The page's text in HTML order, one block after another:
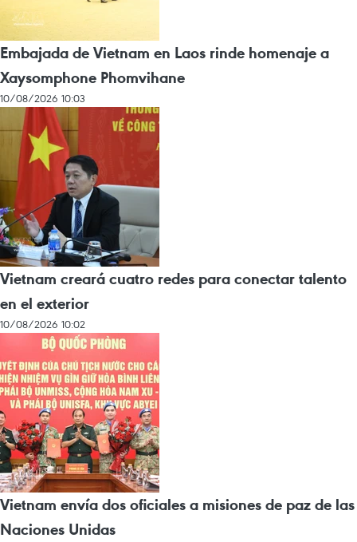
Embajada de Vietnam en Laos rinde homenaje a
Xaysomphone Phomvihane
10/08/2026 10:03
Vietnam creará cuatro redes para conectar talento
en el exterior
10/08/2026 10:02
Vietnam envía dos oficiales a misiones de paz de las
Naciones Unidas